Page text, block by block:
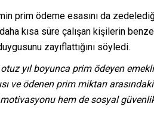
prim ödeme esasını da
kısa süre çalışan kişilerin
zayıflattığını söyledi.
yıl boyunca prim ödeyen
ve ödenen prim miktarı
hem de sosyal